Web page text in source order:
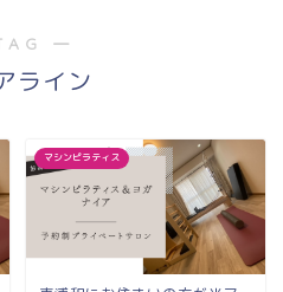
―
ライン
マシンピラティス